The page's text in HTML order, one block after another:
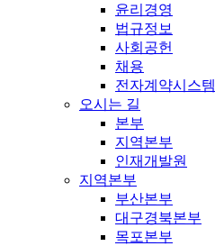
윤리경영
법규정보
사회공헌
채용
전자계약시스템
오시는 길
본부
지역본부
인재개발원
지역본부
부산본부
대구경북본부
목포본부